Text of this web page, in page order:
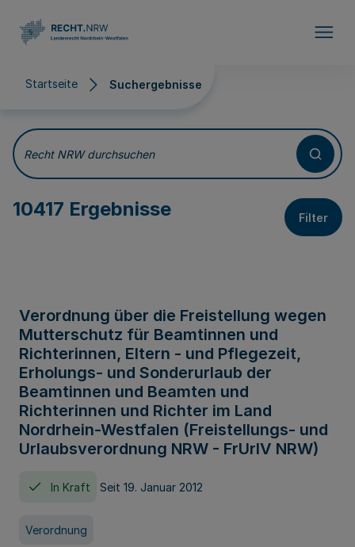
Startseite Suchergebnisse
Suchergebnisse
Recht NRW durchsuchen
10417 Ergebnisse Filter
Verordnung über die Freistellung wegen
Mutterschutz für Beamtinnen und
Richterinnen, Eltern - und Pflegezeit,
Erholungs- und Sonderurlaub der
Beamtinnen und Beamten und
Richterinnen und Richter im Land
Nordrhein-Westfalen (Freistellungs- und
Urlaubsverordnung NRW - FrUrlV NRW)
In Kraft Seit 19. Januar 2012
Verordnung